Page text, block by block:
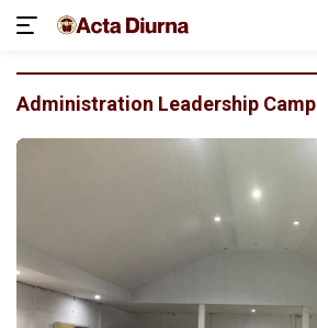
konten
Administration Leadership Camp